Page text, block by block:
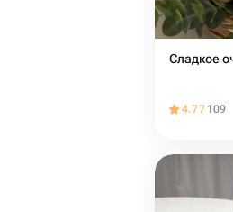
Сладкое
4.77 109